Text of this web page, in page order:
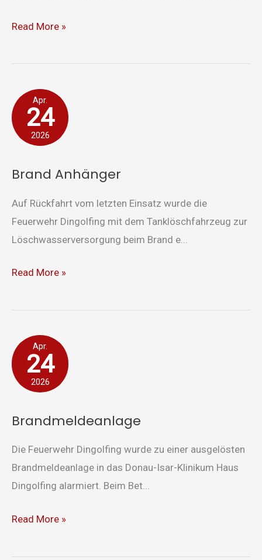
Read More »
Apr.
24
2026
Brand Anhänger
Auf Rückfahrt vom letzten Einsatz wurde die
Feuerwehr Dingolfing mit dem Tanklöschfahrzeug zur
Löschwasserversorgung beim Brand e...
Brand
Anhänger
Read More »
Apr.
24
2026
Brandmeldeanlage
Die Feuerwehr Dingolfing wurde zu einer ausgelösten
Brandmeldeanlage in das Donau-Isar-Klinikum Haus
Dingolfing alarmiert. Beim Bet...
Brandmeldeanlage
Read More »